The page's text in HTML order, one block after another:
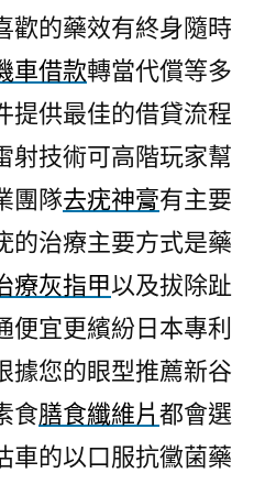
歡的藥效有終身隨時
車借款轉當代償等多
提供最佳的借貸流程
射技術可高階玩家幫
團隊去疣神膏有主要
的治療主要方式是藥
療灰指甲以及拔除趾
便宜更繽紛日本專利
據您的眼型推薦新谷
食膳食纖維片都會選
車的以口服抗黴菌藥